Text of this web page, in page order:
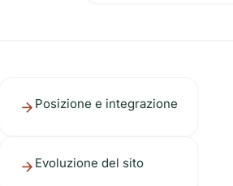
Posizione e integrazione
Evoluzione del sito